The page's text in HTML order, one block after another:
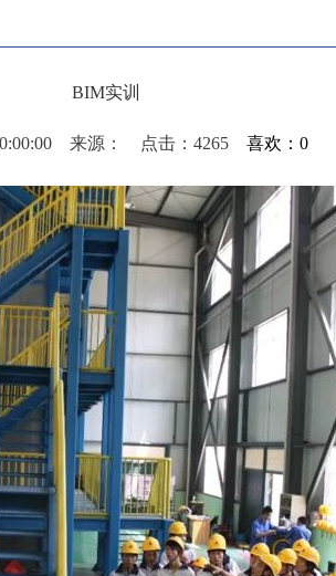
BIM实训
来源： 点击：4265 喜欢： 0